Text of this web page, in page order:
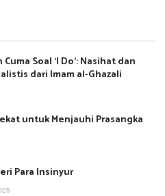
Soal ‘I Do’: Nasihat dan
dari Imam al-Ghazali
untuk Menjauhi Prasangka
Para Insinyur